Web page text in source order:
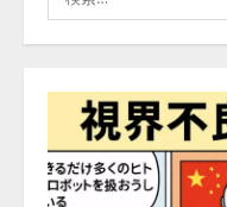
索:
答
5
ナ
ス
の
開